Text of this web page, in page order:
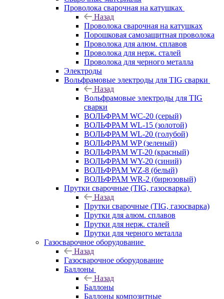
Проволока сварочная на катушках
Назад
Проволока сварочная на катушках
Порошковая самозащитная проволока
Проволока для алюм. сплавов
Проволока для нерж. сталей
Проволока для черного металла
Электроды
Вольфрамовые электроды для TIG сварки
Назад
Вольфрамовые электроды для TIG
сварки
ВОЛЬФРАМ WC-20 (серый)
ВОЛЬФРАМ WL-15 (золотой)
ВОЛЬФРАМ WL-20 (голубой)
ВОЛЬФРАМ WP (зеленый)
ВОЛЬФРАМ WT-20 (красный)
ВОЛЬФРАМ WY-20 (синий)
ВОЛЬФРАМ WZ-8 (белый)
ВОЛЬФРАМ WR-2 (бирюзовый)
Прутки сварочные (TIG, газосварка)
Назад
Прутки сварочные (TIG, газосварка)
Прутки для алюм. сплавов
Прутки для нерж. сталей
Прутки для черного металла
Газосварочное оборудование
Назад
Газосварочное оборудование
Баллоны
Назад
Баллоны
Баллоны композитные